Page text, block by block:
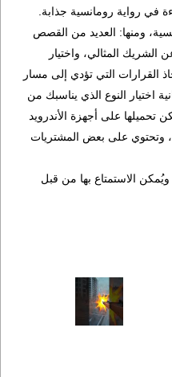
في رواية رومانسية جذابة.
ومنها: العديد من القصص
الشريك المثالي، واختيار
القرارات التي تؤدي إلى مسار
اختيار النوع الذي يناسبك من
تحميلها على أجهزة الأندرويد
النظام 4.1 أو أعلى، وتحتوي على بعض المشتريات
ويُمكن الاستمتاع بها من قبل